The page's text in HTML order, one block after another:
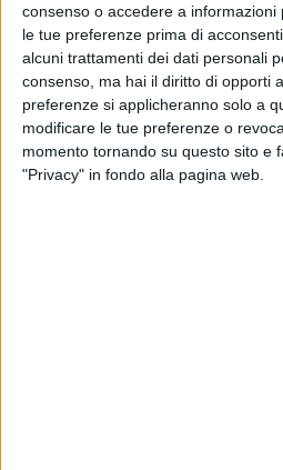
consenso o accedere a
le tue preferenze prima di
alcuni trattamenti dei dati personali
consenso, ma hai il diritto di opporti
preferenze si applicheranno solo a
modificare le tue preferenze o
momento tornando su questo sito e
"Privacy" in fondo alla pagina web.
Il Mryia e gli
distrutti a
– VIDEO)
ESTERO 4 APRILE 2022